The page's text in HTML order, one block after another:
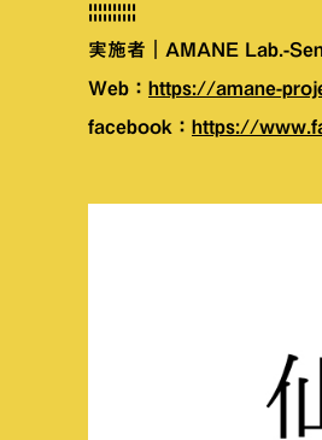
||||||||||
実施者｜AMANE Lab.-
Web： https://amane-
facebook： https://